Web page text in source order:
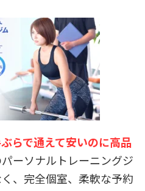
らで通えて安いのに高品
ーソナルトレーニングジ
、完全個室、柔軟な予約